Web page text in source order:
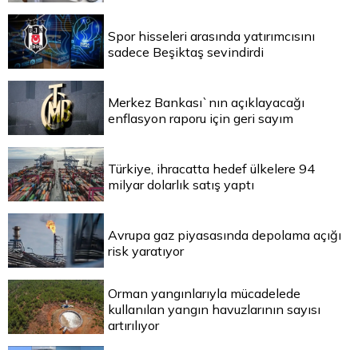
Spor hisseleri arasında yatırımcısını
sadece Beşiktaş sevindirdi
Merkez Bankası`nın açıklayacağı
enflasyon raporu için geri sayım
Türkiye, ihracatta hedef ülkelere 94
milyar dolarlık satış yaptı
Avrupa gaz piyasasında depolama açığı
risk yaratıyor
Orman yangınlarıyla mücadelede
kullanılan yangın havuzlarının sayısı
artırılıyor